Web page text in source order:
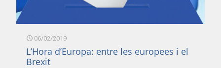
06/02/2019
L’Hora d’Europa: entre les europees i el
Brexit